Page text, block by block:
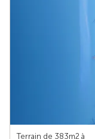
Terrain de 383m2 à